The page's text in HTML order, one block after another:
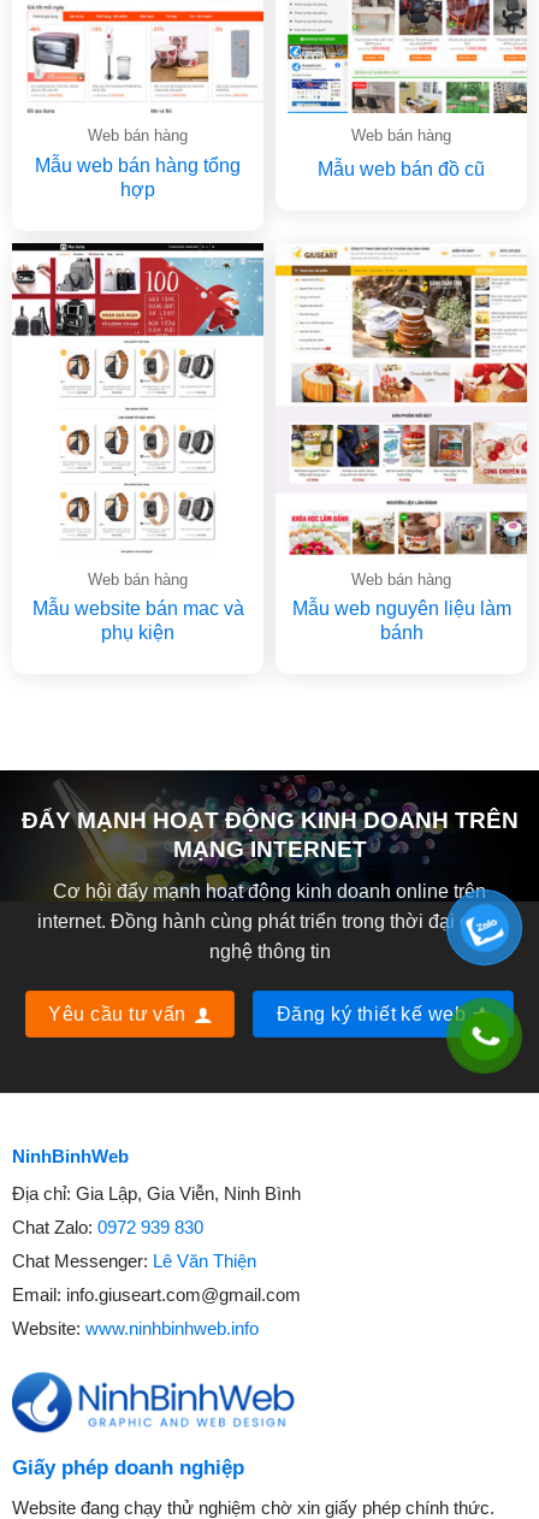
Web bán hàng
Mẫu web bán hàng tổng
hợp
Web bán hàng
Mẫu web bán đồ cũ
Web bán hàng
Mẫu website bán mac và
phụ kiện
Web bán hàng
Mẫu web nguyên liệu làm
bánh
ĐẨY MẠNH HOẠT ĐỘNG KINH DOANH TRÊN
MẠNG INTERNET
Cơ hội đẩy mạnh hoạt động kinh doanh online trên
internet. Đồng hành cùng phát triển trong thời đại công
nghệ thông tin
Yêu cầu tư vấn Đăng ký thiết kế web
NinhBinhWeb
Địa chỉ: Gia Lập, Gia Viễn, Ninh Bình
Chat Zalo: 0972 939 830
Chat Messenger: Lê Văn Thiện
Email: info.giuseart.com@gmail.com
Website: www.ninhbinhweb.info
Giấy phép doanh nghiệp
Website đang chạy thử nghiệm chờ xin giấy phép chính thức.